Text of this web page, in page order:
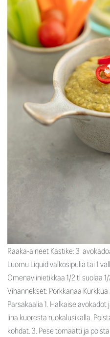
Raaka-aineet Kastike: 3
Luomu Liquid valkosipulia tai 1
Omenaviinietikkaa 1/2 tl suolaa
Vihannekset: Porkkanaa
Parsakaalia 1. Halkaise
liha kuoresta ruokalusikalla.
kohdat. 3. Pese tomaatti ja